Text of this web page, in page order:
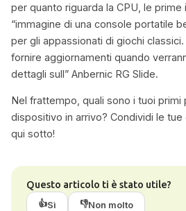
per quanto riguarda la CPU, le
“immagine di una console portatile
per gli appassionati di giochi
fornire aggiornamenti quando
dettagli sull” Anbernic RG Slide.
Nel frattempo, quali sono i tuoi primi
dispositivo in arrivo? Condividi le
qui sotto!
Questo articolo ti è stato utile?
👍Sì 👎Non molto